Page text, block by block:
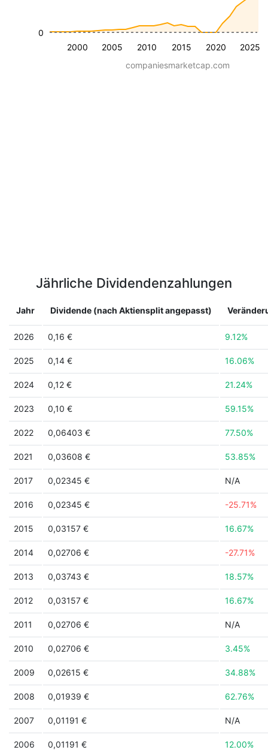
2000 2005 2010 2015 2020 2025
0
companiesmarketcap.com
Jährliche Dividendenzahlungen
Jahr Dividende (nach Aktiensplit angepasst)
2026 0,16 € 9.12%
2025 0,14 € 16.06%
2024 0,12 € 21.24%
2023 0,10 € 59.15%
2022 0,06403 € 77.50%
2021 0,03608 € 53.85%
2017 0,02345 € N/A
2016 0,02345 € -25.71%
2015 0,03157 € 16.67%
2014 0,02706 € -27.71%
2013 0,03743 € 18.57%
2012 0,03157 € 16.67%
2011 0,02706 € N/A
2010 0,02706 € 3.45%
2009 0,02615 € 34.88%
2008 0,01939 € 62.76%
2007 0,01191 € N/A
2006 0,01191 € 12.00%